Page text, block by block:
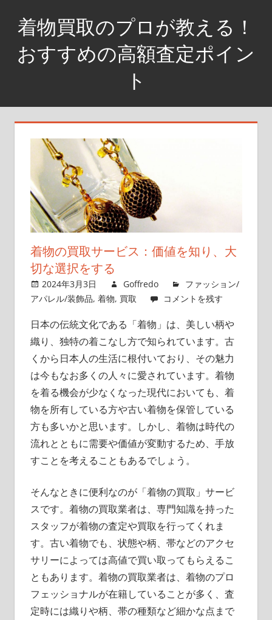
着物買取のプロが教える！
おすすめの高額査定ポイン
ト
着
物
ら、
着物の買取サービス：価値を知り、大
切な選択をする
2024年3月3日 Goffredo
ファッション/
アパレル/装飾品, 着物, 買取 コメントを残す
日本の伝統文化である「着物」は、美しい柄や
織り、独特の着こなし方で知られています。 古
くから日本人の生活に根付いており、その魅力
は今もなお多くの人々に愛されています。着物
を着る機会が少なくなった現代においても、着
物を所有している方や古い着物を保管している
方も多いかと思います。しかし、着物は時代の
流れとともに需要や価値が変動するため、手放
すことを考えることもあるでしょう。
そんなときに便利なのが「着物の買取」サービ
スです。着物の買取業者は、専門知識を持った
スタッフが着物の査定や買取を行ってくれま
す。古い着物でも、状態や柄、帯などのアクセ
サリーによっては高値で買い取ってもらえるこ
ともあります。着物の買取業者は、着物のプロ
フェッショナルが在籍していることが多く、査
定時には織りや柄、帯の種類など細かな点まで